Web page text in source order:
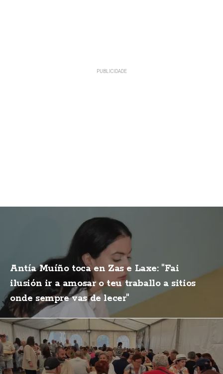
Antía Muíño toca en Zas e Laxe: "Fai
ilusión ir a amosar o teu traballo a sitios
onde sempre vas de lecer"